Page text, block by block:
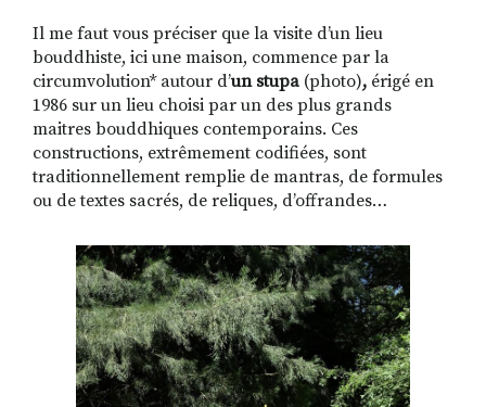
Il me faut vous préciser que la visite d’un lieu
bouddhiste, ici une maison, commence par la
circumvolution* autour d’un stupa (photo), érigé en
1986 sur un lieu choisi par un des plus grands
maitres bouddhiques contemporains. Ces
constructions, extrêmement codifiées, sont
traditionnellement remplie de mantras, de formules
ou de textes sacrés, de reliques, d’offrandes…